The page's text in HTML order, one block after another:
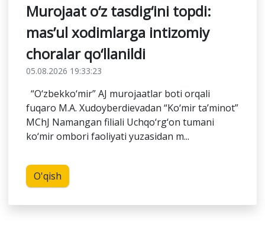
Murojaat o‘z tasdig‘ini topdi:
mas’ul xodimlarga intizomiy
choralar qo‘llanildi
05.08.2026 19:33:23
“O‘zbekko‘mir” AJ murojaatlar boti orqali
fuqaro M.A. Xudoyberdievadan “Ko‘mir ta’minot”
MChJ Namangan filiali Uchqo‘rg‘on tumani
ko‘mir ombori faoliyati yuzasidan m...
O'qish